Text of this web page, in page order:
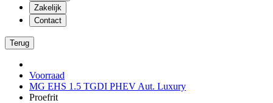
Zakelijk
Contact
Terug
Voorraad
MG EHS 1.5 TGDI PHEV Aut. Luxury
Proefrit